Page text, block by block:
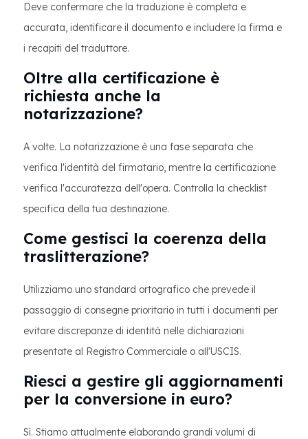
Deve confermare che la traduzione è completa e
accurata, identificare il documento e includere la firma e
i recapiti del traduttore.
Oltre alla certificazione è
richiesta anche la
notarizzazione?
A volte. La notarizzazione è una fase separata che
verifica l'identità del firmatario, mentre la certificazione
verifica l'accuratezza dell'opera. Controlla la checklist
specifica della tua destinazione.
Come gestisci la coerenza della
traslitterazione?
Utilizziamo uno standard ortografico che prevede il
passaggio di consegne prioritario in tutti i documenti per
evitare discrepanze di identità nelle dichiarazioni
presentate al Registro Commerciale o all'USCIS.
Riesci a gestire gli aggiornamenti
per la conversione in euro?
Sì. Stiamo attualmente elaborando grandi volumi di